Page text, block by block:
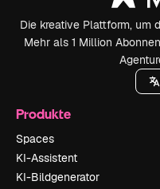
Die kreative Plattform, um
Mehr als 1 Million
Produkte
Spaces
KI-Assistent
KI-Bildgenerator